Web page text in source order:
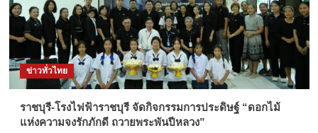
ข่าวทั่วไทย
ราชบุรี-โรงไฟฟ้าราชบุรี จัดกิจกรรมการประดิษฐ์ “ดอกไม้
แห่งความจงรักภักดี ถวายพระพันปีหลวง”